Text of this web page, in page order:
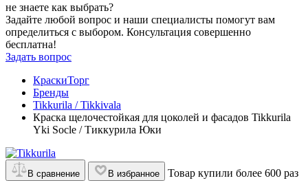
не знаете как выбрать?
Задайте любой вопрос и наши специалисты помогут вам
определиться с выбором. Консультация совершенно
бесплатна!
Задать вопрос
КраскиТорг
Бренды
Tikkurila / Tikkivala
Краска щелочестойкая для цоколей и фасадов Tikkurila
Yki Socle / Тиккурила Юки
В сравнение В избранное Товар купили более 600 раз